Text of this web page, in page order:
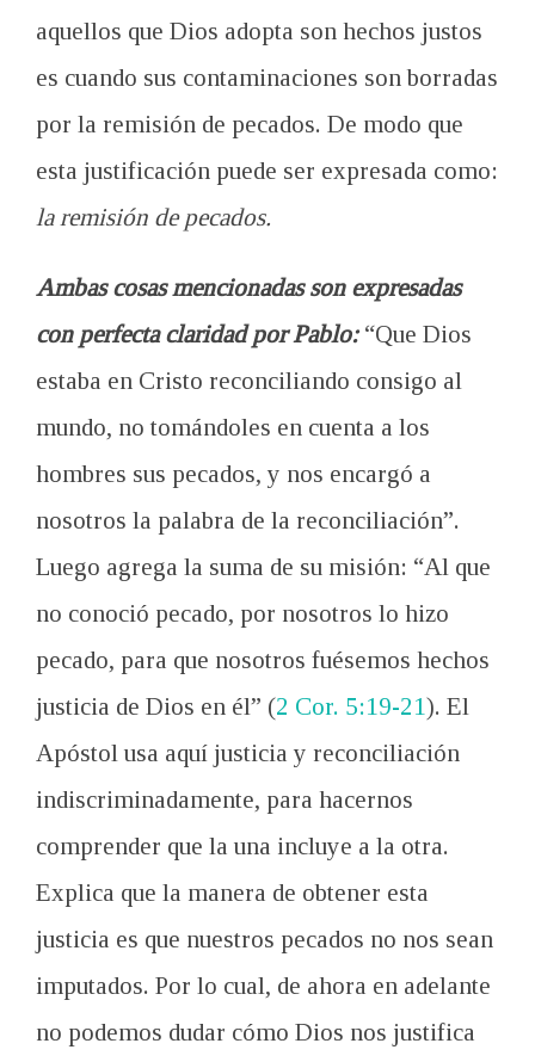
aquellos que Dios adopta son hechos justos
es cuando sus contaminaciones son borradas
por la remisión de pecados. De modo que
esta justificación puede ser expresada como:
la remisión de pecados.
Ambas cosas mencionadas son expresadas
con perfecta claridad por Pablo:“Que Dios
estaba en Cristo reconciliando consigo al
mundo, no tomándoles en cuenta a los
hombres sus pecados, y nos encargó a
nosotros la palabra de la reconciliación”.
Luego agrega la suma de su misión: “Al que
no conoció pecado, por nosotros lo hizo
pecado, para que nosotros fuésemos hechos
justicia de Dios en él” (2 Cor. 5:19-21). El
Apóstol usa aquí justicia y reconciliación
indiscriminadamente, para hacernos
comprender que la una incluye a la otra.
Explica que la manera de obtener esta
justicia es que nuestros pecados no nos sean
imputados. Por lo cual, de ahora en adelante
no podemos dudar cómo Dios nos justifica